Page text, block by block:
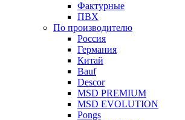
Фактурные
ПВХ
По производителю
Россия
Германия
Китай
Вauf
Descor
MSD PREMIUM
MSD EVOLUTION
Pongs